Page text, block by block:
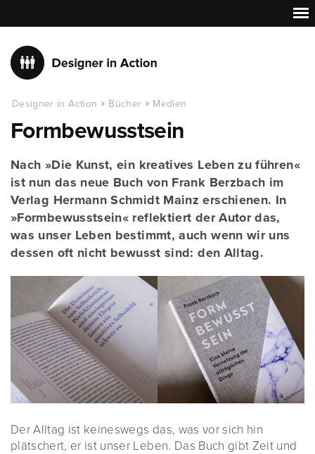
Designer in Action Bücher Medien
Formbewusstsein
Nach »Die Kunst, ein kreatives Leben zu führen«
ist nun das neue Buch von Frank Berzbach im
Verlag Hermann Schmidt Mainz erschienen. In
»Formbewusstsein« reflektiert der Autor das,
was unser Leben bestimmt, auch wenn wir uns
dessen oft nicht bewusst sind: den Alltag.
Der Alltag ist keineswegs das, was vor sich hin
plätschert, er ist unser Leben. Das Buch gibt Zeit und